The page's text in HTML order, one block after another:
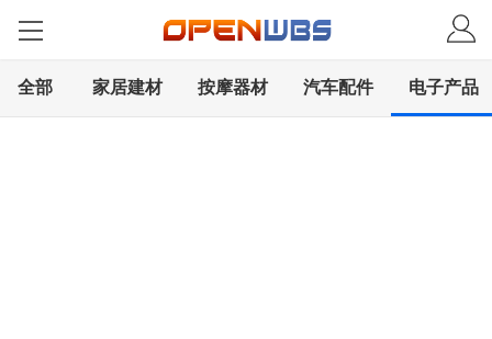
全部 家居建材 按摩器材 汽车配件 电子产品